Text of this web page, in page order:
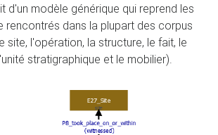
d'un modèle générique qui reprend les
rencontrés dans la plupart des corpus
site, l'opération, la structure, le fait, le
stratigraphique et le mobilier).